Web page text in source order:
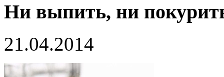
Ни выпить, ни
21.04.2014